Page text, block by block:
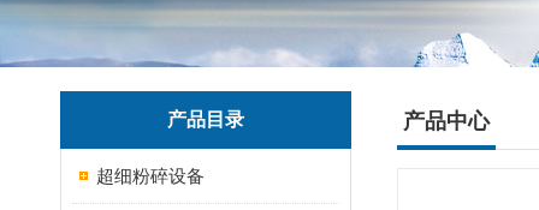
产品目录
超细粉碎设备
产品中心